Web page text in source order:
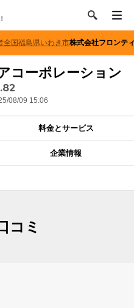
全国福島県いわき市株式会社フロンテ
コーポレーション
08/09 15:06
料金とサービス
企業情報
コミ